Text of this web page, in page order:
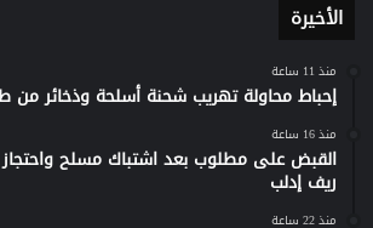
الأخيرة
منذ 11 ساعة
إحباط محاولة تهريب شحنة أسلحة وذخائر من
منذ 16 ساعة
ريف إدلب
منذ 22 ساعة